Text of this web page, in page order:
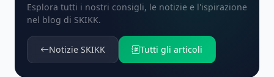
Esplora tutti i nostri consigli, le notizie e l'ispirazione
nel blog di SKIKK.
Notizie SKIKK Tutti gli articoli